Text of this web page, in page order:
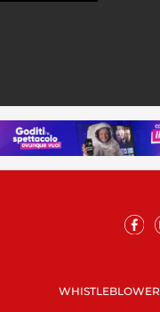
WHISTLEBLOWER